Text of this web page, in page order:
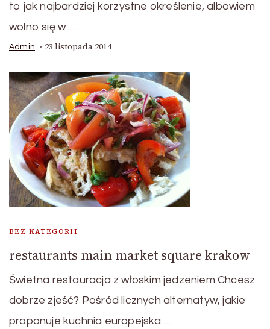
to jak najbardziej korzystne określenie, albowiem
wolno się w …
Admin 23 listopada 2014
BEZ KATEGORII
restaurants main market square krakow
Świetna restauracja z włoskim jedzeniem Chcesz
dobrze zjeść? Pośród licznych alternatyw, jakie
proponuje kuchnia europejska …